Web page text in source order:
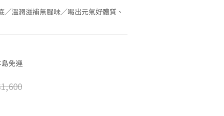
／溫潤滋補無腥味／喝出元氣好體質、
免運